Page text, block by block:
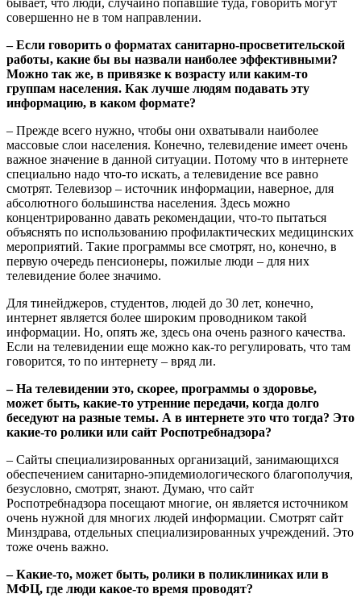
бывает, что люди, случайно попавшие туда, говорить могут
совершенно не в том направлении.
– Если говорить о форматах санитарно-просветительской
работы, какие бы вы назвали наиболее эффективными?
Можно так же, в привязке к возрасту или каким-то
группам населения. Как лучше людям подавать эту
информацию, в каком формате?
– Прежде всего нужно, чтобы они охватывали наиболее
массовые слои населения. Конечно, телевидение имеет очень
важное значение в данной ситуации. Потому что в интернете
специально надо что-то искать, а телевидение все равно
смотрят. Телевизор – источник информации, наверное, для
абсолютного большинства населения. Здесь можно
концентрированно давать рекомендации, что-то пытаться
объяснять по использованию профилактических медицинских
мероприятий. Такие программы все смотрят, но, конечно, в
первую очередь пенсионеры, пожилые люди – для них
телевидение более значимо.
Для тинейджеров, студентов, людей до 30 лет, конечно,
интернет является более широким проводником такой
информации. Но, опять же, здесь она очень разного качества.
Если на телевидении еще можно как-то регулировать, что там
говорится, то по интернету – вряд ли.
– На телевидении это, скорее, программы о здоровье,
может быть, какие-то утренние передачи, когда долго
беседуют на разные темы. А в интернете это что тогда? Это
какие-то ролики или сайт Роспотребнадзора?
– Сайты специализированных организаций, занимающихся
обеспечением санитарно-эпидемиологического благополучия,
безусловно, смотрят, знают. Думаю, что сайт
Роспотребнадзора посещают многие, он является источником
очень нужной для многих людей информации. Смотрят сайт
Минздрава, отдельных специализированных учреждений. Это
тоже очень важно.
– Какие-то, может быть, ролики в поликлиниках или в
МФЦ, где люди какое-то время проводят?